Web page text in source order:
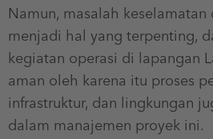
Namun, masalah
menjadi hal yang terpenting,
kegiatan operasi di lapangan
aman oleh karena itu proses
infrastruktur, dan lingkungan
dalam manajemen proyek ini.